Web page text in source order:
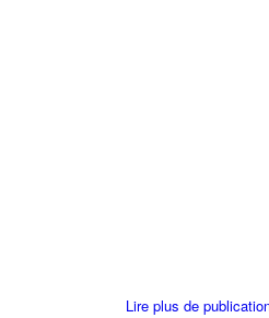
Lire plus de